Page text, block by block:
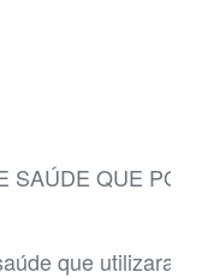
SAÚDE QUE
que utilizaram